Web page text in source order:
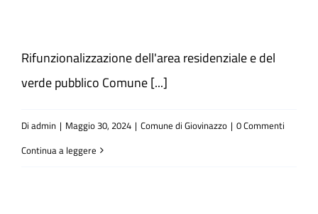
Rifunzionalizzazione dell'area residenziale e del
verde pubblico Comune [...]
Di admin | Maggio 30, 2024 | Comune di Giovinazzo | 0 Commenti
Continua a leggere